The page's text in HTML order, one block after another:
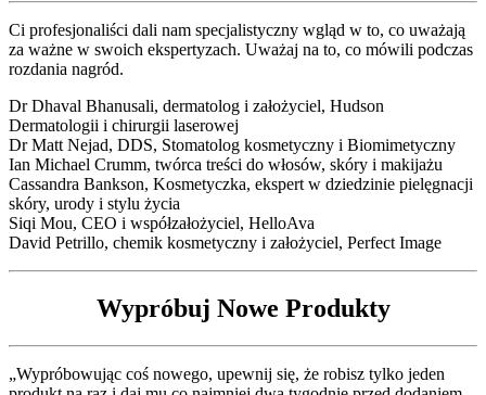
Ci profesjonaliści dali nam specjalistyczny wgląd w to, co uważają
za ważne w swoich ekspertyzach. Uważaj na to, co mówili podczas
rozdania nagród.
Dr Dhaval Bhanusali, dermatolog i założyciel, Hudson
Dermatologii i chirurgii laserowej
Dr Matt Nejad, DDS, Stomatolog kosmetyczny i Biomimetyczny
Ian Michael Crumm, twórca treści do włosów, skóry i makijażu
Cassandra Bankson, Kosmetyczka, ekspert w dziedzinie pielęgnacji
skóry, urody i stylu życia
Siqi Mou, CEO i współzałożyciel, HelloAva
David Petrillo, chemik kosmetyczny i założyciel, Perfect Image
Wypróbuj Nowe Produkty
„Wypróbowując coś nowego, upewnij się, że robisz tylko jeden